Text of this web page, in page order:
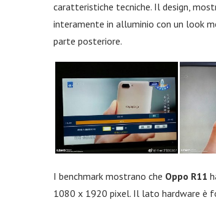
caratteristiche tecniche. Il design,
interamente in alluminio con un look
parte posteriore.
I benchmark mostrano che Oppo R11
1080 x 1920 pixel. Il lato hardware è